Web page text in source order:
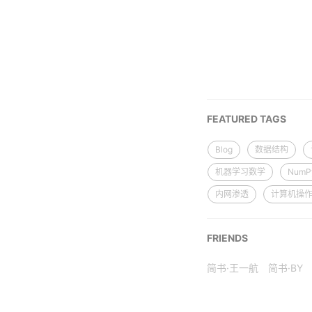
FEATURED TAGS
Blog 数据结构
机器学习数学
内网渗透 计算机操
FRIENDS
简书·王一航 简书·BY